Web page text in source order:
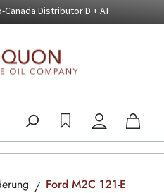
Distributor D + AT
Ford M2C 121-E